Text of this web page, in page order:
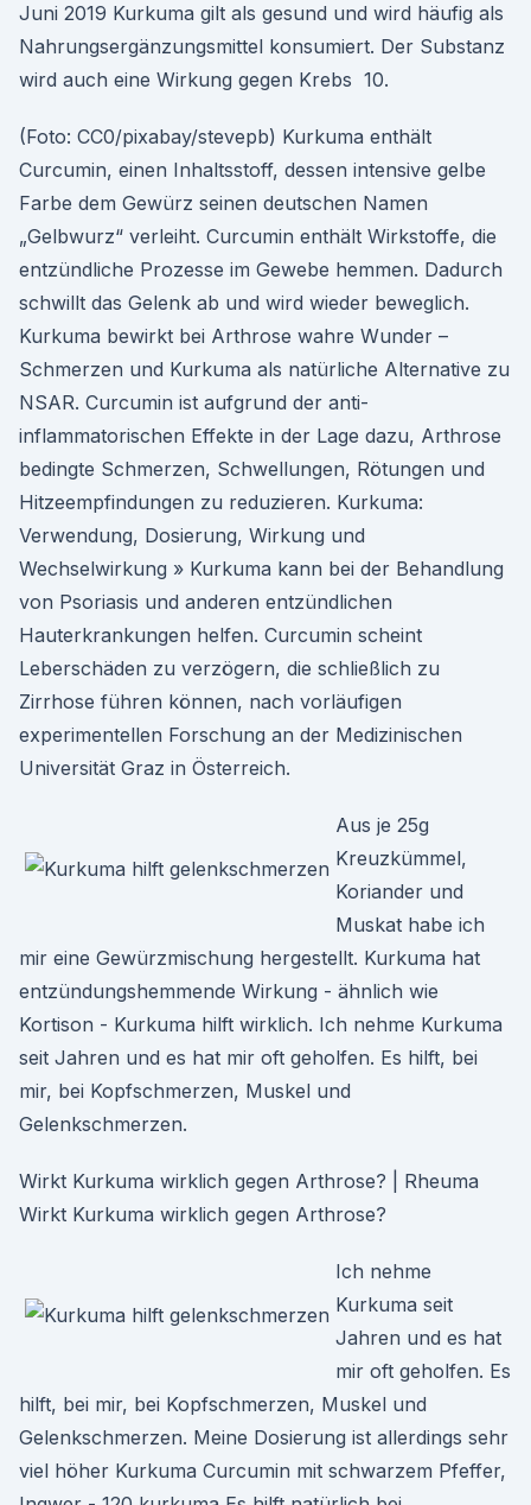
Juni 2019 Kurkuma gilt als gesund und wird häufig als
Nahrungsergänzungsmittel konsumiert. Der Substanz
wird auch eine Wirkung gegen Krebs 10.
(Foto: CC0/pixabay/stevepb) Kurkuma enthält
Curcumin, einen Inhaltsstoff, dessen intensive gelbe
Farbe dem Gewürz seinen deutschen Namen
„Gelbwurz“ verleiht. Curcumin enthält Wirkstoffe, die
entzündliche Prozesse im Gewebe hemmen. Dadurch
schwillt das Gelenk ab und wird wieder beweglich.
Kurkuma bewirkt bei Arthrose wahre Wunder –
Schmerzen und Kurkuma als natürliche Alternative zu
NSAR. Curcumin ist aufgrund der anti-
inflammatorischen Effekte in der Lage dazu, Arthrose
bedingte Schmerzen, Schwellungen, Rötungen und
Hitzeempfindungen zu reduzieren. Kurkuma:
Verwendung, Dosierung, Wirkung und
Wechselwirkung » Kurkuma kann bei der Behandlung
von Psoriasis und anderen entzündlichen
Hauterkrankungen helfen. Curcumin scheint
Leberschäden zu verzögern, die schließlich zu
Zirrhose führen können, nach vorläufigen
experimentellen Forschung an der Medizinischen
Universität Graz in Österreich.
Aus je 25g
Kreuzkümmel,
Koriander und
Muskat habe ich
mir eine Gewürzmischung hergestellt. Kurkuma hat
entzündungshemmende Wirkung - ähnlich wie
Kortison - Kurkuma hilft wirklich. Ich nehme Kurkuma
seit Jahren und es hat mir oft geholfen. Es hilft, bei
mir, bei Kopfschmerzen, Muskel und
Gelenkschmerzen.
Wirkt Kurkuma wirklich gegen Arthrose? | Rheuma
Wirkt Kurkuma wirklich gegen Arthrose?
Ich nehme
Kurkuma seit
Jahren und es hat
mir oft geholfen. Es
hilft, bei mir, bei Kopfschmerzen, Muskel und
Gelenkschmerzen. Meine Dosierung ist allerdings sehr
viel höher Kurkuma Curcumin mit schwarzem Pfeffer,